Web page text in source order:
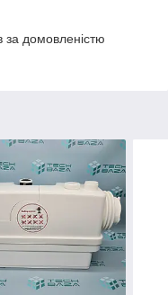
за домовленістю